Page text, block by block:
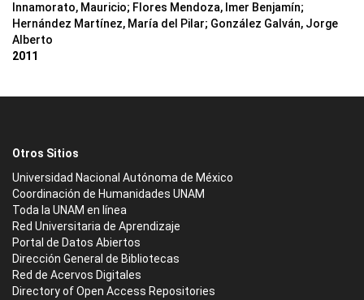
Innamorato, Mauricio; Flores Mendoza, Imer Benjamín;
Hernández Martínez, María del Pilar; González Galván, Jorge
Alberto
2011
Otros Sitios
Universidad Nacional Autónoma de México
Coordinación de Humanidades UNAM
Toda la UNAM en línea
Red Universitaria de Aprendizaje
Portal de Datos Abiertos
Dirección General de Bibliotecas
Red de Acervos Digitales
Directory of Open Access Repositories